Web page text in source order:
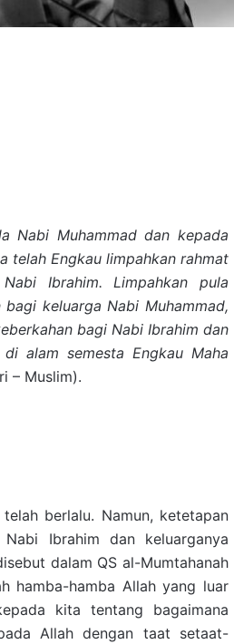
Nabi Muhammad dan kepada
telah Engkau limpahkan rahmat
Ibrahim. Limpahkan pula
keluarga Nabi Muhammad,
bagi Nabi Ibrahim dan
alam semesta Engkau Maha
– Muslim).
berlalu. Namun, ketetapan
Ibrahim dan keluarganya
dalam QS al-Mumtahanah
hamba-hamba Allah yang luar
kita tentang bagaimana
Allah dengan taat setaat-